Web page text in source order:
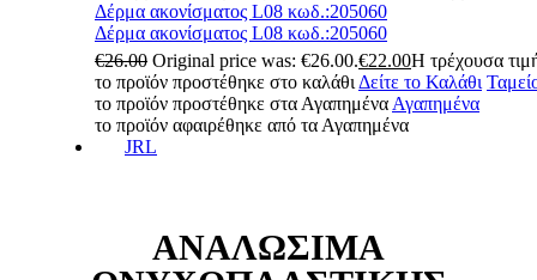
Δέρμα ακονίσματος L08 κωδ.:205060
Δέρμα ακονίσματος L08 κωδ.:205060
€26.00 Original price was: €26.00.€22.00Η τρέχουσα
το προϊόν προστέθηκε στο καλάθι Δείτε το Καλάθι
το προϊόν προστέθηκε στα Αγαπημένα Αγαπημένα
το προϊόν αφαιρέθηκε από τα Αγαπημένα
JRL
ΑΝΑΛΏΣΙΜΑ